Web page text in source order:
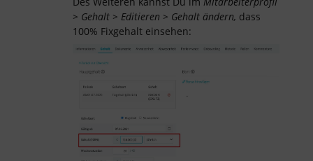
> Gehalt > Editieren > Gehalt ändern, dass
100% Fixgehalt einsehen: